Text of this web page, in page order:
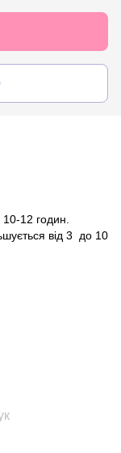
10-12 годин.
від 3 до 10